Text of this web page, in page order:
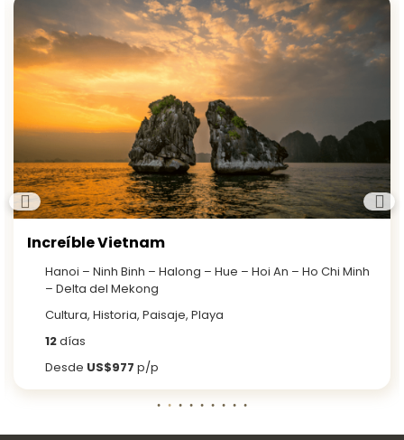
Increíble Vietnam
Hanoi – Ninh Binh – Halong – Hue – Hoi An – Ho Chi Minh
– Delta del Mekong
Cultura, Historia, Paisaje, Playa
12días
Desde US$977 p/p